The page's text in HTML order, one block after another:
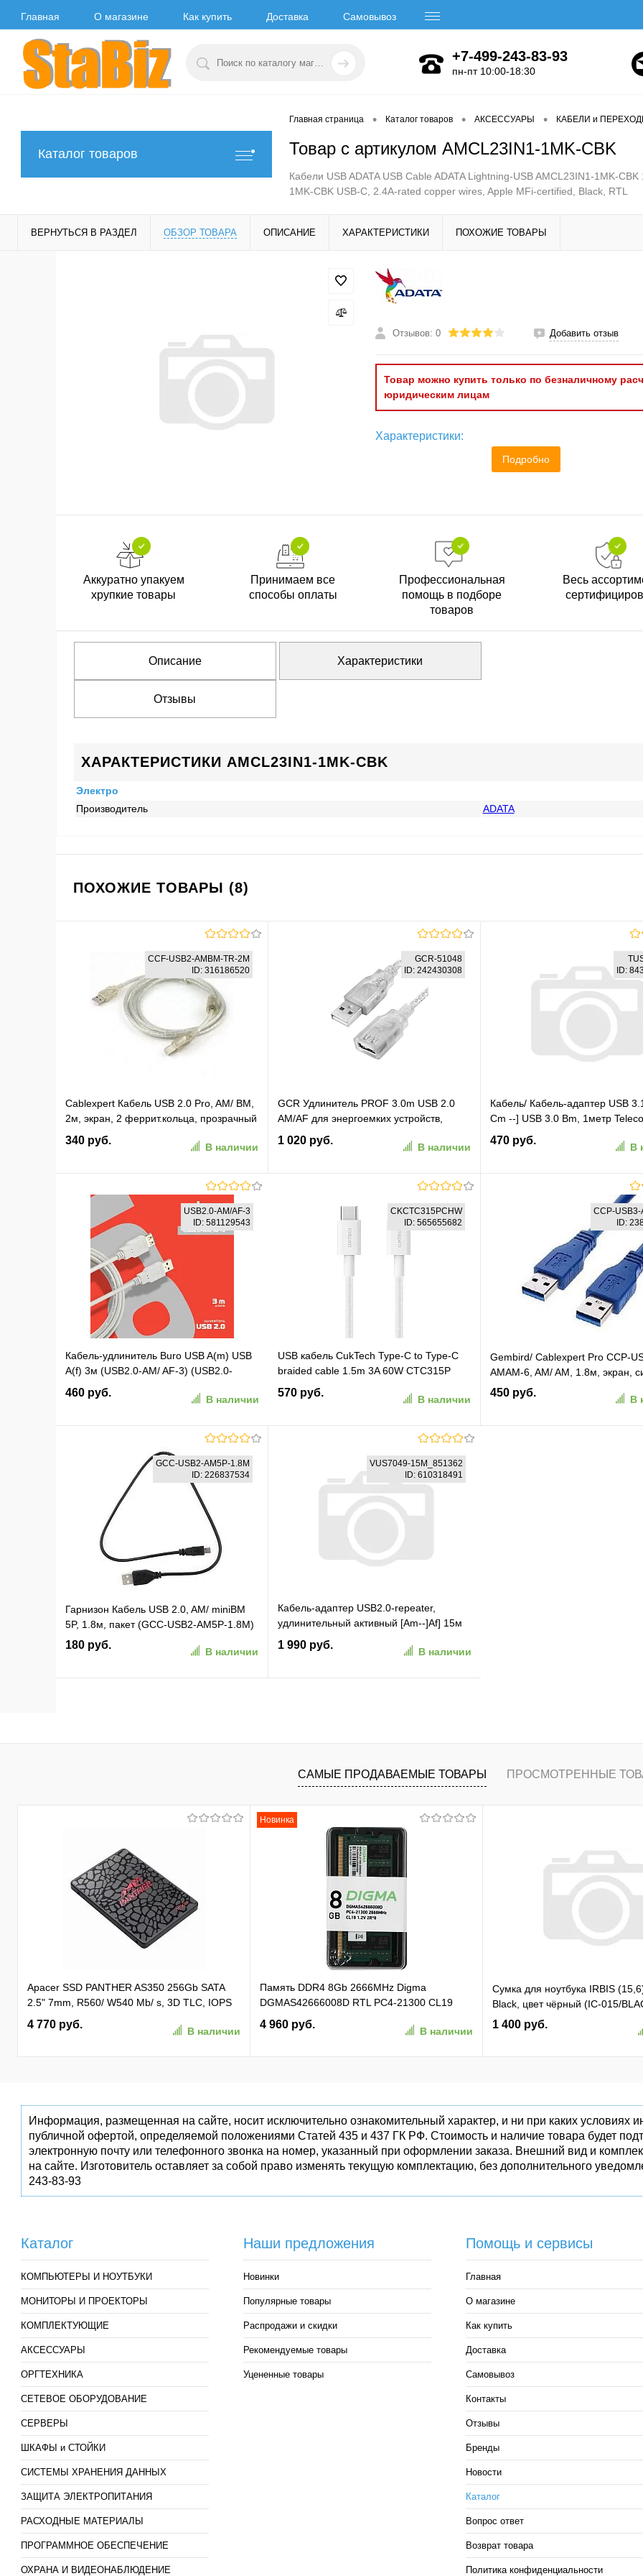
Главная О магазине Как купить Доставка Самовывоз
+7-499-243-83-93
пн-пт 10:00-18:30
Каталог товаров
Главная страница • Каталог товаров • АКСЕССУАРЫ • КАБЕЛИ и
Товар с артикулом AMCL23IN1-1MK-CBK
Кабели USB ADATA USB Cable ADATA Lightning-USB AMCL23IN1-1MK-
1MK-CBK USB-C, 2.4A-rated copper wires, Apple MFi-certified, Black, RTL
ВЕРНУТЬСЯ В РАЗДЕЛ ОБЗОР ТОВАРА ОПИСАНИЕ ХАРАКТЕРИСТИКИ ПОХОЖИЕ ТОВАРЫ
Отзывов: 0 Добавить отзыв
Товар можно купить только по безналичному
юридическим лицам
Характеристики:
Подробно
Аккуратно упакуем
хрупкие товары
Принимаем все
способы оплаты
Профессиональная
помощь в подборе
товаров
Весь
Описание Характеристики
Отзывы
ХАРАКТЕРИСТИКИ AMCL23IN1-1MK-CBK
Электро
Производитель
ADATA
ПОХОЖИЕ ТОВАРЫ (8)
CCF-USB2-AMBM-TR-2M
ID: 316186520
Cablexpert Кабель USB 2.0 Pro, AM/ BM,
2м, экран, 2 феррит.кольца, прозрачный
(CCF-USB2-AMBM-TR-2M)
340 руб.
В наличии
В корзину
В избранное
GCR-51048
ID: 242430308
GCR Удлинитель PROF 3.0m USB 2.0
AM/AF для энергоемких устройств,
прозрачный, ферритовые кольца, экран,
армированный, морозостойкий (GCR-
1 020 руб.
В наличии
В корзину
В избранное К сравнению
ID:
Кабель/ Кабель-адаптер USB
Cm --] USB 3.0 Bm, 1метр
[TUS711-1M]
470 руб.
В
В корзину
В избранное К
USB2.0-AM/AF-3
ID: 581129543
Кабель-удлинитель Buro USB A(m) USB
A(f) 3м (USB2.0-AM/ AF-3) (USB2.0-
AM/AF-3)
460 руб.
В наличии
В корзину
В избранное К сравнению
CKCTC315PCHW
ID: 565655682
USB кабель CukTech Type-C to Type-C
braided cable 1.5m 3A 60W CTC315P
white (CKCTC315PCHW)
570 руб.
В наличии
В корзину
В избранное К сравнению
CCP-
ID:
Gembird/ Cablexpert Pro CCP-
AMAM-6, AM/ AM, 1.8м, экран,
450 руб.
В
GCC-USB2-AM5P-1.8M
ID: 226837534
Гарнизон Кабель USB 2.0, AM/ miniBM
5P, 1.8м, пакет (GCC-USB2-AM5P-1.8M)
180 руб.
В наличии
VUS7049-15M_851362
ID: 610318491
Кабель-адаптер USB2.0-repeater,
удлинительный активный [Am--]Af] 15м
VCOM [VUS7049] (VUS7049-
15M_851362)
1 990 руб.
В наличии
САМЫЕ ПРОДАВАЕМЫЕ ТОВАРЫ ПРОСМОТРЕННЫЕ
Apacer SSD PANTHER AS350 256Gb SATA
2.5" 7mm, R560/ W540 Mb/ s, 3D TLC, IOPS
81K/ 74K, MTBF 1,5M, 180TBW,
(AP256GAS350-1)
4 770 руб.
В наличии
Новинка
Память DDR4 8Gb 2666MHz Digma
DGMAS42666008D RTL PC4-21300 CL19
SO-DIMM 260-pin 1.2В dual rank Ret
4 960 руб.
В наличии
Сумка для ноутбука IRBIS
Black, цвет чёрный (IC-015/
1 400 руб.
Информация, размещенная на сайте, носит исключительно ознакомительный характер, и ни при каких
публичной офертой, определяемой положениями Статей 435 и 437 ГК РФ. Стоимость и наличие товара будет
электронную почту или телефонного звонка на номер, указанный при оформлении заказа. Внешний вид и
на сайте. Изготовитель оставляет за собой право изменять текущую комплектацию, без дополнительного
243-83-93
Каталог
КОМПЬЮТЕРЫ И НОУТБУКИ
МОНИТОРЫ И ПРОЕКТОРЫ
КОМПЛЕКТУЮЩИЕ
АКСЕССУАРЫ
ОРГТЕХНИКА
СЕТЕВОЕ ОБОРУДОВАНИЕ
СЕРВЕРЫ
ШКАФЫ и СТОЙКИ
СИСТЕМЫ ХРАНЕНИЯ ДАННЫХ
ЗАЩИТА ЭЛЕКТРОПИТАНИЯ
РАСХОДНЫЕ МАТЕРИАЛЫ
ПРОГРАММНОЕ ОБЕСПЕЧЕНИЕ
ОХРАНА И ВИДЕОНАБЛЮДЕНИЕ
Наши предложения
Новинки
Популярные товары
Распродажи и скидки
Рекомендуемые товары
Уцененные товары
Помощь и сервисы
Главная
О магазине
Как купить
Доставка
Самовывоз
Контакты
Отзывы
Бренды
Новости
Каталог
Вопрос ответ
Возврат товара
Политика конфиденциальности